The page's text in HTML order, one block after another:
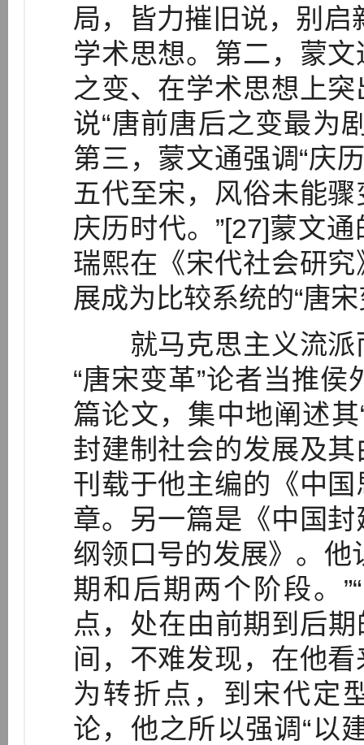
局，皆力摧旧说，别启
学术思想。第二，蒙
之变、在学术思想上
说“唐前唐后之变最为
第三，蒙文通强调“庆
五代至宋，风俗未能
庆历时代。”[27]蒙文
瑞熙在《宋代社会研
展成为比较系统的“唐
就马克思主义流派
“唐宋变革”论者当推
篇论文，集中地阐述
封建制社会的发展及
刊载于他主编的《中
章。另一篇是《中国
纲领口号的发展》。他
期和后期两个阶段。
点，处在由前期到后
间，不难发现，在他
为转折点，到宋代定
论，他之所以强调“以